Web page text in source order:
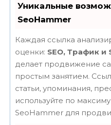
Уникальные
SeoHammer
Каждая ссылка
оценки: SEO, Трафик и
делает продвижение
простым занятием.
статьи, упоминания,
используйте по
SeoHammer для